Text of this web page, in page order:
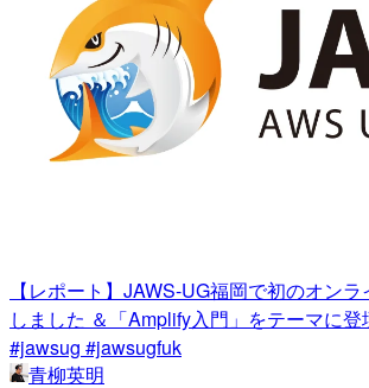
【レポート】JAWS-UG福岡で初のオン
しました ＆「Amplify入門」をテーマに登
#jawsug #jawsugfuk
青柳英明